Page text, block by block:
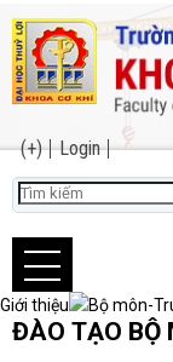
(+) Login
Giới thiệu Bộ môn-
ĐÀO TẠO BỘ